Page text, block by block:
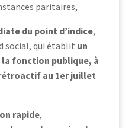
paritaires,
du point d’indice,
social, qui établit un
fonction publique, à
au 1er juillet
rapide,